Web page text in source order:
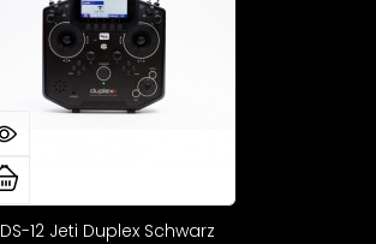
DS-12 Jeti Duplex Schwarz